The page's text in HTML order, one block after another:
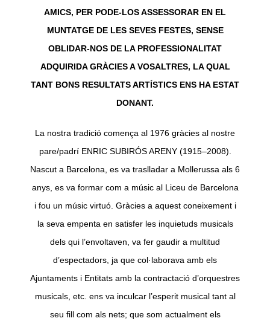
AMICS, PER PODE-LOS ASSESSORAR EN EL
MUNTATGE DE LES SEVES FESTES, SENSE
OBLIDAR-NOS DE LA PROFESSIONALITAT
ADQUIRIDA GRÀCIES A VOSALTRES, LA QUAL
TANT BONS RESULTATS ARTÍSTICS ENS HA ESTAT
DONANT.
La nostra tradició comença al 1976 gràcies al nostre
pare/padrí ENRIC SUBIRÓS ARENY (1915–2008).
Nascut a Barcelona, es va traslladar a Mollerussa als 6
anys, es va formar com a músic al Liceu de Barcelona
i fou un músic virtuó. Gràcies a aquest coneixement i
la seva empenta en satisfer les inquietuds musicals
dels qui l’envoltaven, va fer gaudir a multitud
d’espectadors, ja que col·laborava amb els
Ajuntaments i Entitats amb la contractació d’orquestres
musicals, etc. ens va inculcar l’esperit musical tant al
seu fill com als nets; que som actualment els